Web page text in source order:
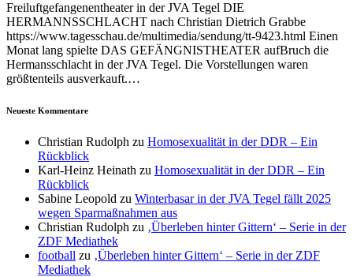
Freiluftgefangenentheater in der JVA Tegel DIE
HERMANNSSCHLACHT nach Christian Dietrich Grabbe
https://www.tagesschau.de/multimedia/sendung/tt-9423.html Einen
Monat lang spielte DAS GEFÄNGNISTHEATER aufBruch die
Hermansschlacht in der JVA Tegel. Die Vorstellungen waren
größtenteils ausverkauft.…
Neueste Kommentare
Christian Rudolph zu Homosexualität in der DDR – Ein
Rückblick
Karl-Heinz Heinath zu Homosexualität in der DDR – Ein
Rückblick
Sabine Leopold zu Winterbasar in der JVA Tegel fällt 2025
wegen Sparmaßnahmen aus
Christian Rudolph zu ‚Überleben hinter Gittern‘ – Serie in der
ZDF Mediathek
football zu ‚Überleben hinter Gittern‘ – Serie in der ZDF
Mediathek